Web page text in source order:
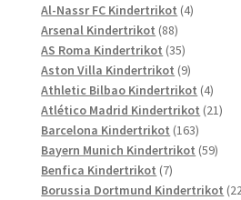
Produkte
Al-Nassr FC Kindertrikot 44
Arsenal Kindertrikot 8888
Produkte
AS Roma Kindertrikot 3535
Produkte
Aston Villa Kindertrikot 99
Produkte
Athletic Bilbao Kindertrikot 44
Atlético Madrid Kindertrikot 2121
Barcelona Kindertrikot 163163
Produkte
Bayern Munich Kindertrikot 5959
Benfica Kindertrikot 77
Produkte
Borussia Dortmund Kindertrikot